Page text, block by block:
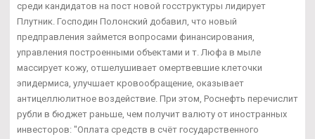
среди кандидатов на пост новой госструктуры лидирует
Плутник. Господин Полонский добавил, что новый
предправления займется вопросами финансирования,
управления построенными объектами и т. Люфа в мыле
массирует кожу, отшелушивает омертвевшие клеточки
эпидермиса, улучшает кровообращение, оказывает
антицеллюлитное воздействие. При этом, Роснефть перечислит
рубли в бюджет раньше, чем получит валюту от иностранных
инвесторов: "Оплата средств в счёт государственного